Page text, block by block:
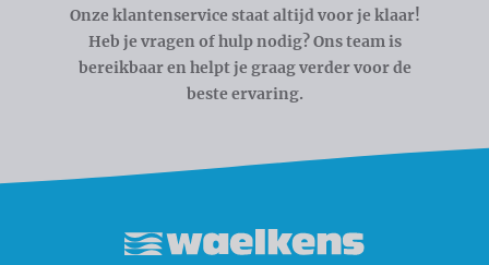
Onze klantenservice staat altijd voor je klaar!
Heb je vragen of hulp nodig? Ons team is
bereikbaar en helpt je graag verder voor de
beste ervaring.